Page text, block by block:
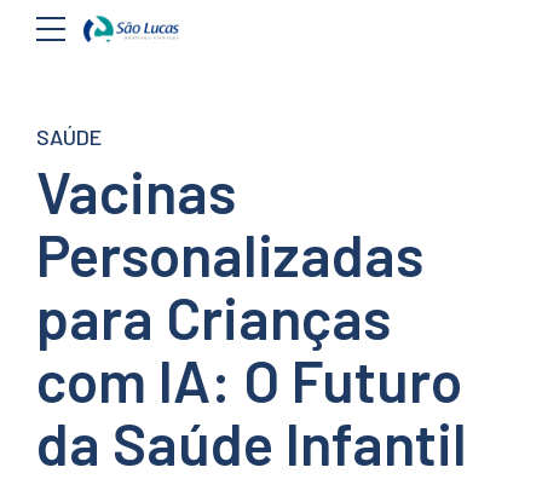
SAÚDE
Vacinas
Personalizadas
para Crianças
com IA: O Futuro
da Saúde Infantil